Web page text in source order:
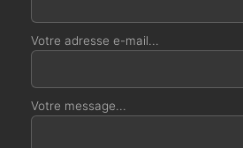
Votre adresse e-mail...
Votre message...